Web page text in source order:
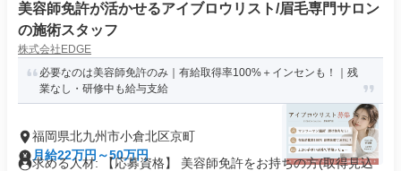
美容師免許が活かせるアイブロウリスト/眉毛専門サロン
の施術スタッフ
株式会社EDGE
必要なのは美容師免許のみ｜有給取得率100%＋インセンも！｜残
業なし・研修中も給与支給
福岡県北九州市小倉北区京町
月給22万円～50万円
求める人材: 【応募資格】 美容師免許をお持ちの方(取得見込